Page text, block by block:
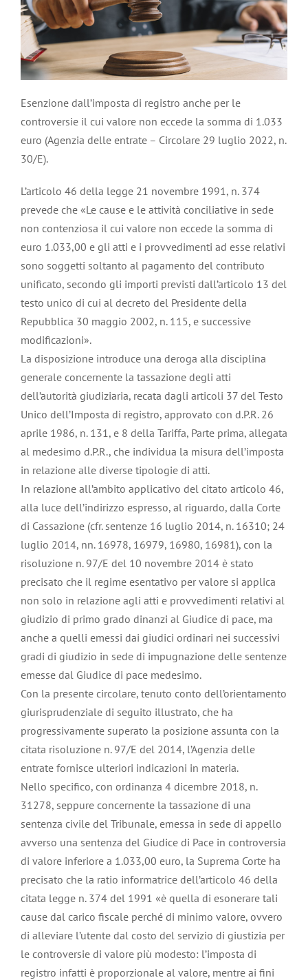
Esenzione dall’imposta di registro anche per le
controversie il cui valore non eccede la somma di 1.033
euro (Agenzia delle entrate – Circolare 29 luglio 2022, n.
30/E).
L’articolo 46 della legge 21 novembre 1991, n. 374
prevede che «Le cause e le attività conciliative in sede
non contenziosa il cui valore non eccede la somma di
euro 1.033,00 e gli atti e i provvedimenti ad esse relativi
sono soggetti soltanto al pagamento del contributo
unificato, secondo gli importi previsti dall’articolo 13 del
testo unico di cui al decreto del Presidente della
Repubblica 30 maggio 2002, n. 115, e successive
modificazioni».
La disposizione introduce una deroga alla disciplina
generale concernente la tassazione degli atti
dell’autorità giudiziaria, recata dagli articoli 37 del Testo
Unico dell’Imposta di registro, approvato con d.P.R. 26
aprile 1986, n. 131, e 8 della Tariffa, Parte prima, allegata
al medesimo d.P.R., che individua la misura dell’imposta
in relazione alle diverse tipologie di atti.
In relazione all’ambito applicativo del citato articolo 46,
alla luce dell’indirizzo espresso, al riguardo, dalla Corte
di Cassazione (cfr. sentenze 16 luglio 2014, n. 16310; 24
luglio 2014, nn. 16978, 16979, 16980, 16981), con la
risoluzione n. 97/E del 10 novembre 2014 è stato
precisato che il regime esentativo per valore si applica
non solo in relazione agli atti e provvedimenti relativi al
giudizio di primo grado dinanzi al Giudice di pace, ma
anche a quelli emessi dai giudici ordinari nei successivi
gradi di giudizio in sede di impugnazione delle sentenze
emesse dal Giudice di pace medesimo.
Con la presente circolare, tenuto conto dell’orientamento
giurisprudenziale di seguito illustrato, che ha
progressivamente superato la posizione assunta con la
citata risoluzione n. 97/E del 2014, l’Agenzia delle
entrate fornisce ulteriori indicazioni in materia.
Nello specifico, con ordinanza 4 dicembre 2018, n.
31278, seppure concernente la tassazione di una
sentenza civile del Tribunale, emessa in sede di appello
avverso una sentenza del Giudice di Pace in controversia
di valore inferiore a 1.033,00 euro, la Suprema Corte ha
precisato che la ratio informatrice dell’articolo 46 della
citata legge n. 374 del 1991 «è quella di esonerare tali
cause dal carico fiscale perché di minimo valore, ovvero
di alleviare l’utente dal costo del servizio di giustizia per
le controversie di valore più modesto: l’imposta di
registro infatti è proporzionale al valore, mentre ai fini